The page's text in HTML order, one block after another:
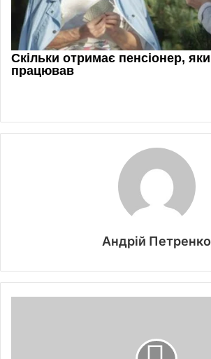
Андрій Петренко